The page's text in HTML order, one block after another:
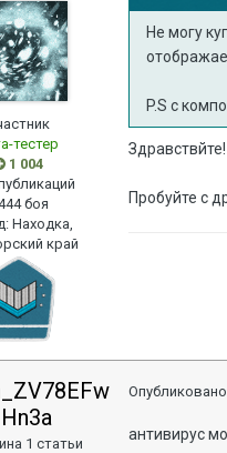
тестер
1 004
боя
: Находка,
край
Не могу
P.S с
Здравствйте!
Пробуйте с
1 статьи
антивирус